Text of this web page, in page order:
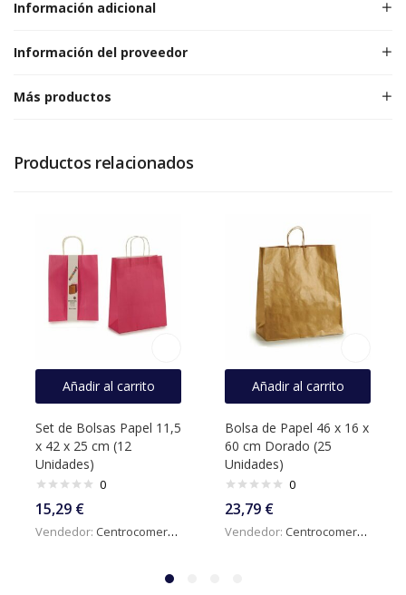
Información adicional
Información del proveedor
Más productos
Productos relacionados
Añadir al carrito
Set de Bolsas Papel 11,5
x 42 x 25 cm (12
Unidades)
0
15,29 €
Vendedor: Centrocomercialdigital
Añadir al carrito
Bolsa de Papel 46 x 16 x
60 cm Dorado (25
Unidades)
0
23,79 €
Vendedor: Centrocomercialdigital